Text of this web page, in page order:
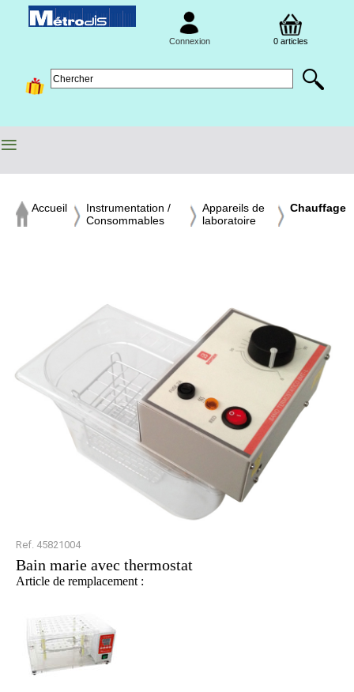
Connexion 0 articles
≡
Accueil
Instrumentation /
Consommables
Appareils de
laboratoire
Chauffage
Ref. 45821004
Bain marie avec thermostat
Article de remplacement :